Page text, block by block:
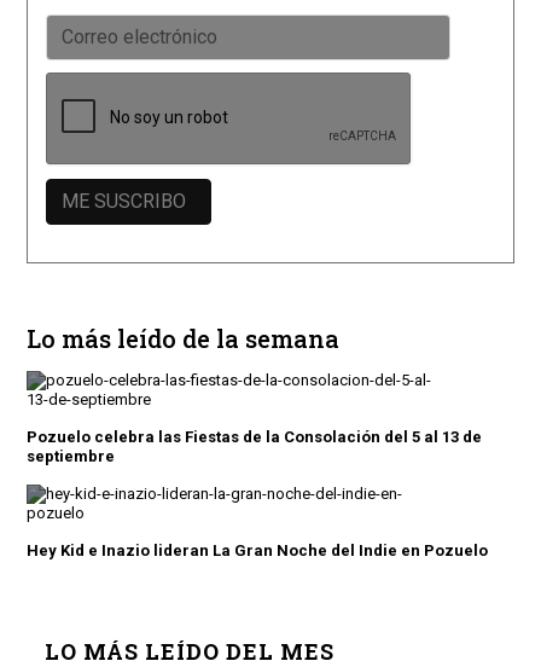
Lo más leído de la semana
Pozuelo celebra las Fiestas de la Consolación del 5 al 13 de
septiembre
Hey Kid e Inazio lideran La Gran Noche del Indie en Pozuelo
LO MÁS LEÍDO DEL MES